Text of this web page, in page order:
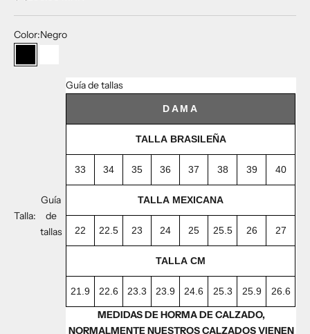
Color:Negro
Negro
Talla:
Guía
de
tallas
Guía de tallas
DAMA
TALLA BRASILEÑA
33 34 35 36 37 38 39 40
TALLA MEXICANA
22 22.5 23 24 25 25.5 26 27
TALLA CM
21.9 22.6 23.3 23.9 24.6 25.3 25.9 26.6
MEDIDAS DE HORMA DE CALZADO,
NORMALMENTE NUESTROS CALZADOS VIENEN